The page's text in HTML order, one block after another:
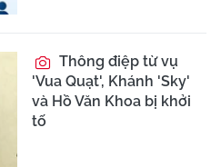
Thông điệp từ vụ
'Vua Quạt', Khánh 'Sky'
và Hồ Văn Khoa bị khởi
tố